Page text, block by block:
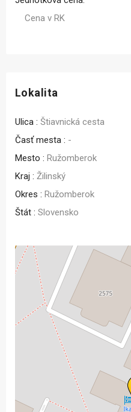
Cena v RK
Lokalita
Ulica : Štiavnická cesta
Časť mesta : -
Mesto : Ružomberok
Kraj : Žilinský
Okres : Ružomberok
Štát : Slovensko